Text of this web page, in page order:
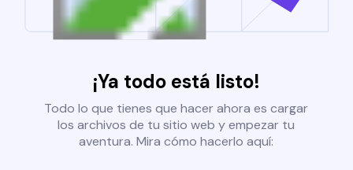
¡Ya todo está listo!
Todo lo que tienes que hacer ahora es cargar
los archivos de tu sitio web y empezar tu
aventura. Mira cómo hacerlo aquí: